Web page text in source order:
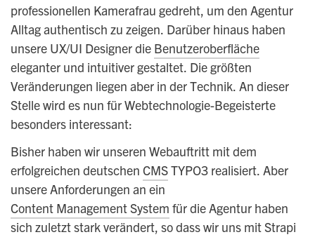
professionellen Kamerafrau gedreht, um den Agentur
Alltag authentisch zu zeigen. Darüber hinaus haben
unsere UX/UI Designer die Benutzeroberfläche
eleganter und intuitiver gestaltet. Die größten
Veränderungen liegen aber in der Technik. An dieser
Stelle wird es nun für Webtechnologie-Begeisterte
besonders interessant:
Bisher haben wir unseren Webauftritt mit dem
erfolgreichen deutschen CMSTYPO3 realisiert. Aber
unsere Anforderungen an ein
Content Management System für die Agentur haben
sich zuletzt stark verändert, so dass wir uns mit Strapi